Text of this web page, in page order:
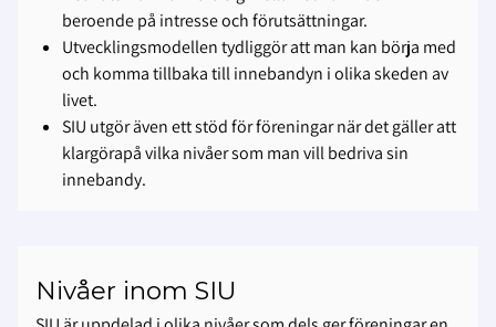
beroende på intresse och förutsättningar.
Utvecklingsmodellen tydliggör att man kan börja med
och komma tillbaka till innebandyn i olika skeden av
livet.
SIU utgör även ett stöd för föreningar när det gäller att
klargörapå vilka nivåer som man vill bedriva sin
innebandy.
Nivåer inom SIU